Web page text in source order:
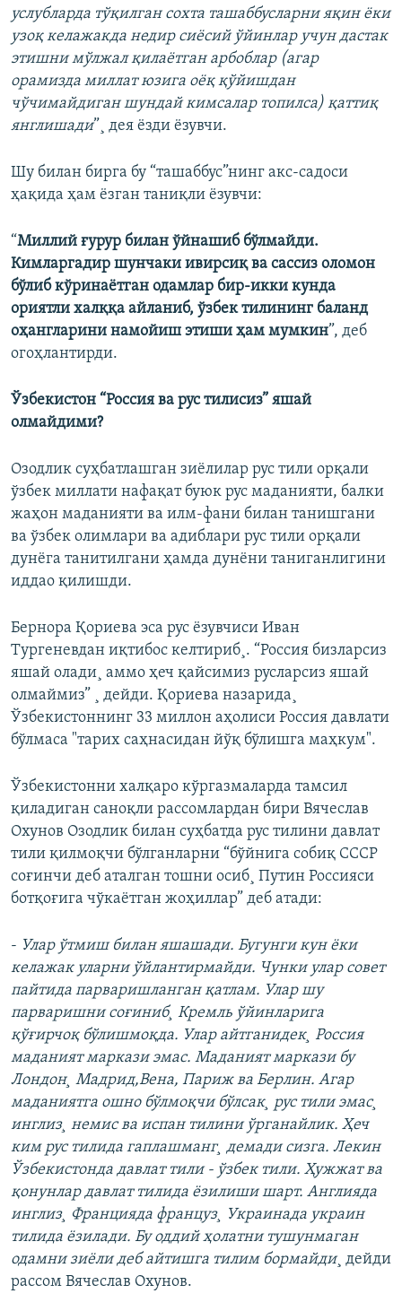
услубларда тўқилган сохта ташаббусларни яқин ёки
узоқ келажакда недир сиёсий ўйинлар учун дастак
этишни мўлжал қилаётган арбоблар (агар
орамизда миллат юзига оёқ қўйишдан
чўчимайдиган шундай кимсалар топилса) қаттиқ
янглишади”¸ дея ëзди ëзувчи.
Шу билан бирга бу “ташаббус”нинг акс-садоси
ҳақида ҳам ëзган таниқли ëзувчи:
“Миллий ғурур билан ўйнашиб бўлмайди.
Кимларгадир шунчаки ивирсиқ ва сассиз оломон
бўлиб кўринаётган одамлар бир-икки кунда
ориятли халққа айланиб, ўзбек тилининг баланд
оҳангларини намойиш этиши ҳам мумкин”, деб
огоҳлантирди.
Ўзбекистон “Россия ва рус тилисиз” яшай
олмайдими?
Озодлик суҳбатлашган зиëлилар рус тили орқали
ўзбек миллати нафақат буюк рус маданияти, балки
жаҳон маданияти ва илм-фани билан танишгани
ва ўзбек олимлари ва адиблари рус тили орқали
дунёга танитилгани ҳамда дунёни таниганлигини
иддао қилишди.
Бернора Қориева эса рус ëзувчиси Иван
Тургеневдан иқтибос келтириб¸. “Россия бизларсиз
яшай олади¸ аммо ҳеч қайсимиз русларсиз яшай
олмаймиз” ¸ дейди. Қориева назарида¸
Ўзбекистоннинг 33 миллон аҳолиси Россия давлати
бўлмаса "тарих саҳнасидан йўқ бўлишга маҳкум".
Ўзбекистонни халқаро кўргазмаларда тамсил
қиладиган саноқли рассомлардан бири Вячеслав
Охунов Озодлик билан суҳбатда рус тилини давлат
тили қилмоқчи бўлганларни “бўйнига собиқ СССР
соғинчи деб аталган тошни осиб¸ Путин Россияси
ботқоғига чўкаëтган жоҳиллар” деб атади:
- Улар ўтмиш билан яшашади. Бугунги кун ëки
келажак уларни ўйлантирмайди. Чунки улар совет
пайтида парваришланган қатлам. Улар шу
парваришни соғиниб¸ Кремль ўйинларига
қўғирчоқ бўлишмоқда. Улар айтганидек¸ Россия
маданият маркази эмас. Маданият маркази бу
Лондон¸ Мадрид,Вена, Париж ва Берлин. Агар
маданиятга ошно бўлмоқчи бўлсак¸ рус тили эмас¸
инглиз¸ немис ва испан тилини ўрганайлик. Ҳеч
ким рус тилида гаплашманг¸ демади сизга. Лекин
Ўзбекистонда давлат тили - ўзбек тили. Ҳужжат ва
қонунлар давлат тилида ëзилиши шарт. Англияда
инглиз¸ Францияда француз¸ Украинада украин
тилида ëзилади. Бу оддий ҳолатни тушунмаган
одамни зиëли деб айтишга тилим бормайди¸ дейди
рассом Вячеслав Охунов.